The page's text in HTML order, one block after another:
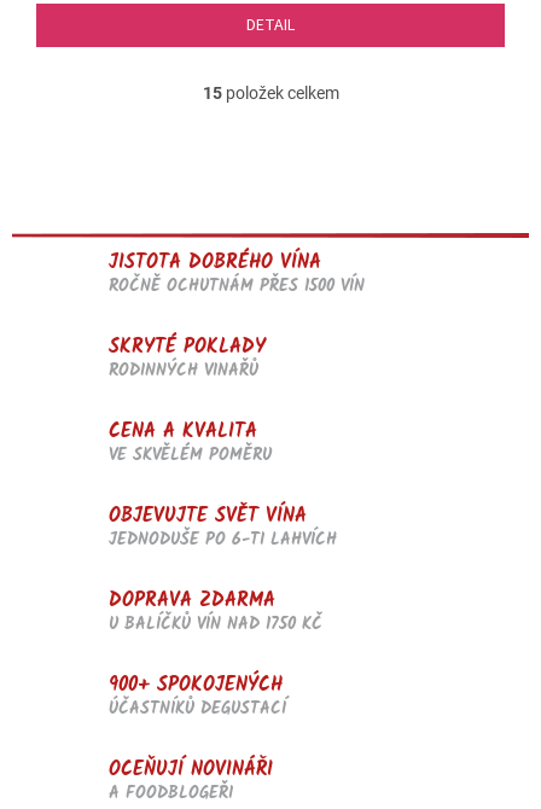
DETAIL
O
c
í
p
p
u
15položek celkem
JISTOTA DOBRÉHO VÍNA
ROČNĚ OCHUTNÁM PŘES 1500 VÍN
SKRYTÉ POKLADY
RODINNÝCH VINAŘŮ
CENA A KVALITA
VE SKVĚLÉM POMĚRU
OBJEVUJTE SVĚT VÍNA
JEDNODUŠE PO 6-TI LAHVÍCH
DOPRAVA ZDARMA
U BALÍČKŮ VÍN NAD 1750 KČ
900+ SPOKOJENÝCH
ÚČASTNÍKŮ DEGUSTACÍ
OCEŇUJÍ NOVINÁŘI
A FOODBLOGEŘI